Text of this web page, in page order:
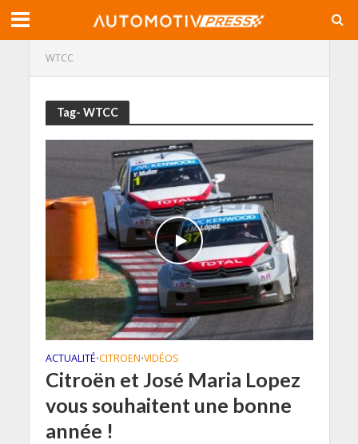
WTCC
Tag- WTCC
ACTUALITÉ•CITROEN•VIDÉOS
Citroën et José Maria Lopez
vous souhaitent une bonne
année !